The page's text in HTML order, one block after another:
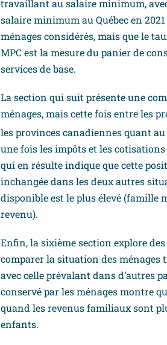
travaillant au salaire minimum,
salaire minimum au Québec en
ménages considérés, mais que le
MPC est la mesure du panier de
services de base.
La section qui suit présente une
ménages, mais cette fois entre les
les provinces canadiennes quant
une fois les impôts et les
qui en résulte indique que cette
inchangée dans les deux autres
disponible est le plus élevé (famille
revenu).
Enfin, la sixième section explore
comparer la situation des ménages
avec celle prévalant dans d’autres
conservé par les ménages montre
quand les revenus familiaux sont
enfants.